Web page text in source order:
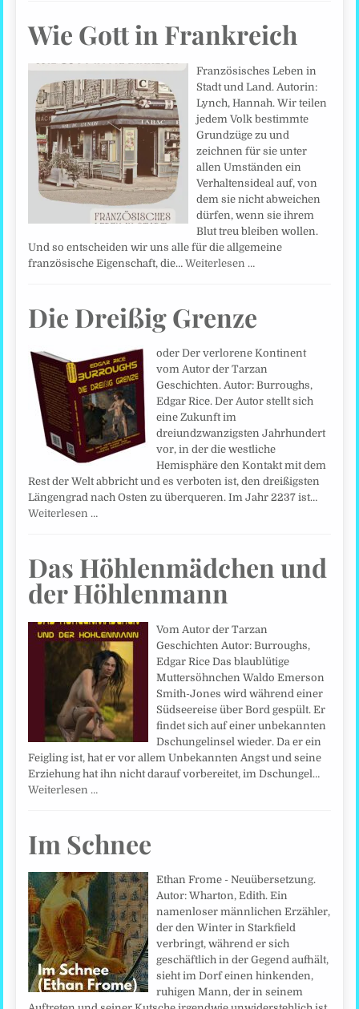
Wie Gott in Frankreich
Französisches Leben in
Stadt und Land. Autorin:
Lynch, Hannah. Wir teilen
jedem Volk bestimmte
Grundzüge zu und
zeichnen für sie unter
allen Umständen ein
Verhaltensideal auf, von
dem sie nicht abweichen
dürfen, wenn sie ihrem
Blut treu bleiben wollen.
Und so entscheiden wir uns alle für die allgemeine
französische Eigenschaft, die…Weiterlesen …
Die Dreißig Grenze
oder Der verlorene Kontinent
vom Autor der Tarzan
Geschichten. Autor: Burroughs,
Edgar Rice. Der Autor stellt sich
eine Zukunft im
dreiundzwanzigsten Jahrhundert
vor, in der die westliche
Hemisphäre den Kontakt mit dem
Rest der Welt abbricht und es verboten ist, den dreißigsten
Längengrad nach Osten zu überqueren. Im Jahr 2237 ist…
Weiterlesen …
Das Höhlenmädchen und
der Höhlenmann
Vom Autor der Tarzan
Geschichten Autor: Burroughs,
Edgar Rice Das blaublütige
Muttersöhnchen Waldo Emerson
Smith-Jones wird während einer
Südseereise über Bord gespült. Er
findet sich auf einer unbekannten
Dschungelinsel wieder. Da er ein
Feigling ist, hat er vor allem Unbekannten Angst und seine
Erziehung hat ihn nicht darauf vorbereitet, im Dschungel…
Weiterlesen …
Im Schnee
Ethan Frome - Neuübersetzung.
Autor: Wharton, Edith. Ein
namenloser männlichen Erzähler,
der den Winter in Starkfield
verbringt, während er sich
geschäftlich in der Gegend aufhält,
sieht im Dorf einen hinkenden,
ruhigen Mann, der in seinem